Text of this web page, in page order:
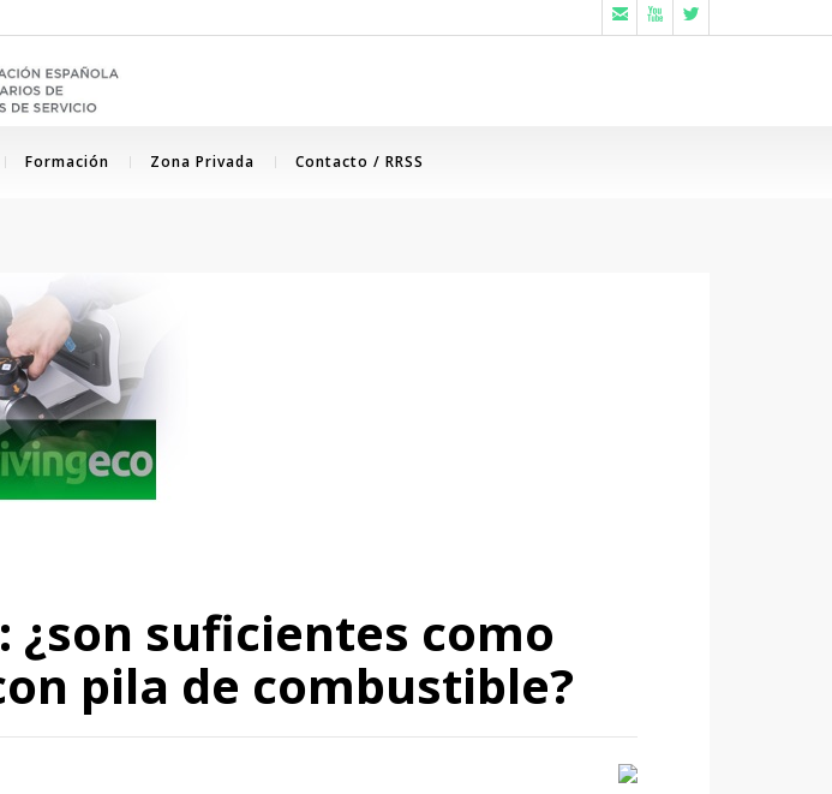
  
Formación Zona Privada Contacto / RRSS
¿son suficientes como
pila de combustible?